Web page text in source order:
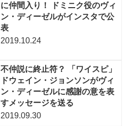
に仲間入り！ ドミニク役のヴィ
ン・ディーゼルがインスタで公
表
2019.10.24
不仲説に終止符？ 「ワイスピ」
ドウェイン・ジョンソンがヴィ
ン・ディーゼルに感謝の意を表
すメッセージを送る
2019.09.30